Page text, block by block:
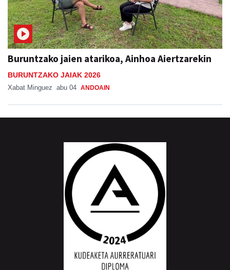
Buruntzako jaien atarikoa, Ainhoa Aiertzarekin
BURUNTZAKO JAIAK 2026
Xabat Minguez abu 04 ANDOAIN